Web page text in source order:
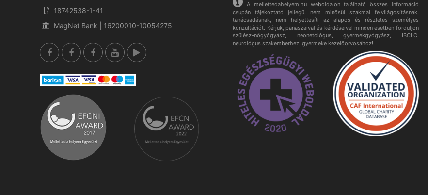
18742538-1-41
MagNet Bank | 16200010-10054275
A mellettedahelyem.hu weboldalon található összes információ
csupán tájékoztató jellegű, nem minősül szakmai felvilágosításnak,
tanácsadásnak, nem helyettesíti az alapos és részletes személyes
konzultációt. Kérjük, panaszaival és kérdéseivel minden esetben forduljon
szülész-nőgyógyász, neonetológus, gyermekgyógyász, IBCLC,
neurológus szakemberhez, gyermeke kezelőorvosához!